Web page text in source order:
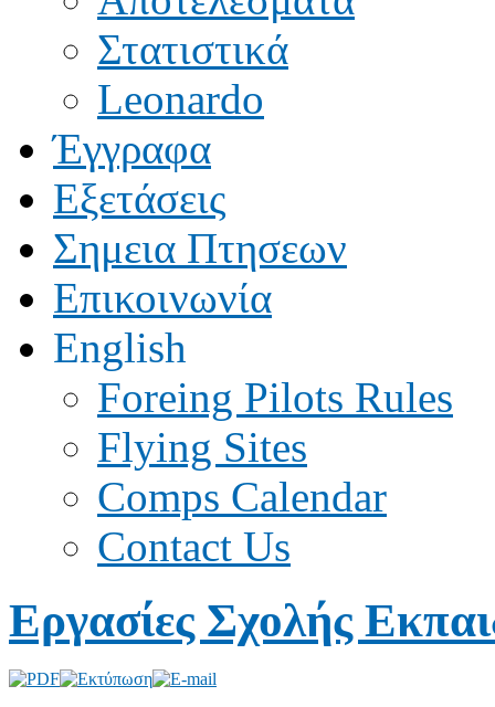
Στατιστικά
Leonardo
Έγγραφα
Εξετάσεις
Σημεια Πτησεων
Επικοινωνία
English
Foreing Pilots Rules
Flying Sites
Comps Calendar
Contact Us
Εργασίες Σχολής